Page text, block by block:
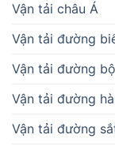
Vận tải châu Á
Vận tải đường
Vận tải đường bộ
Vận tải đường
Vận tải đường